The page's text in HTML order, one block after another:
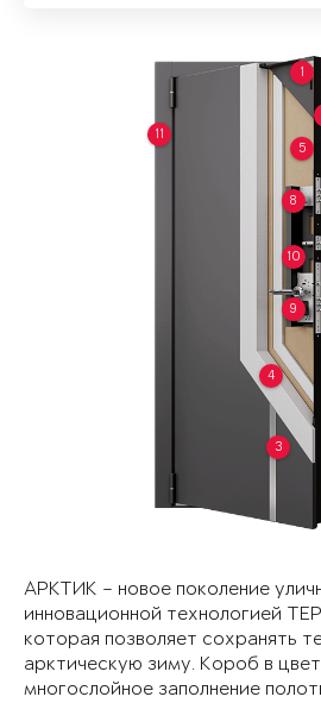
1
3
4
5
8
9
10
11
АРКТИК – новое поколение
инновационной технологией
которая позволяет сохранять
арктическую зиму. Короб в
многослойное заполнение